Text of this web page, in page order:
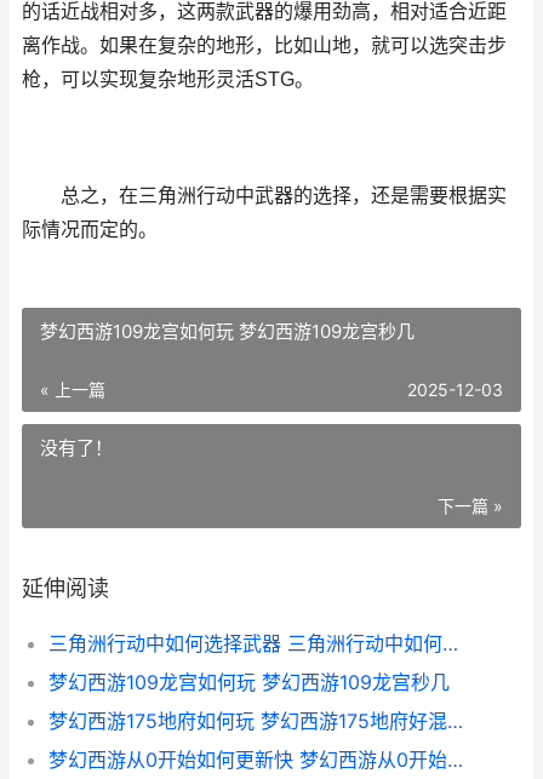
的话近战相对多，这两款武器的爆用劲高，相对适合近距
离作战。如果在复杂的地形，比如山地，就可以选突击步
枪，可以实现复杂地形灵活STG。
总之，在三角洲行动中武器的选择，还是需要根据实
际情况而定的。
梦幻西游109龙宫如何玩 梦幻西游109龙宫秒几
« 上一篇 2025-12-03
没有了！
下一篇 »
延伸阅读
三角洲行动中如何选择武器 三角洲行动中如何购买武器次级经验卡
梦幻西游109龙宫如何玩 梦幻西游109龙宫秒几
梦幻西游175地府如何玩 梦幻西游175地府好混队伍吗
梦幻西游从0开始如何更新快 梦幻西游从0开始五开搬砖